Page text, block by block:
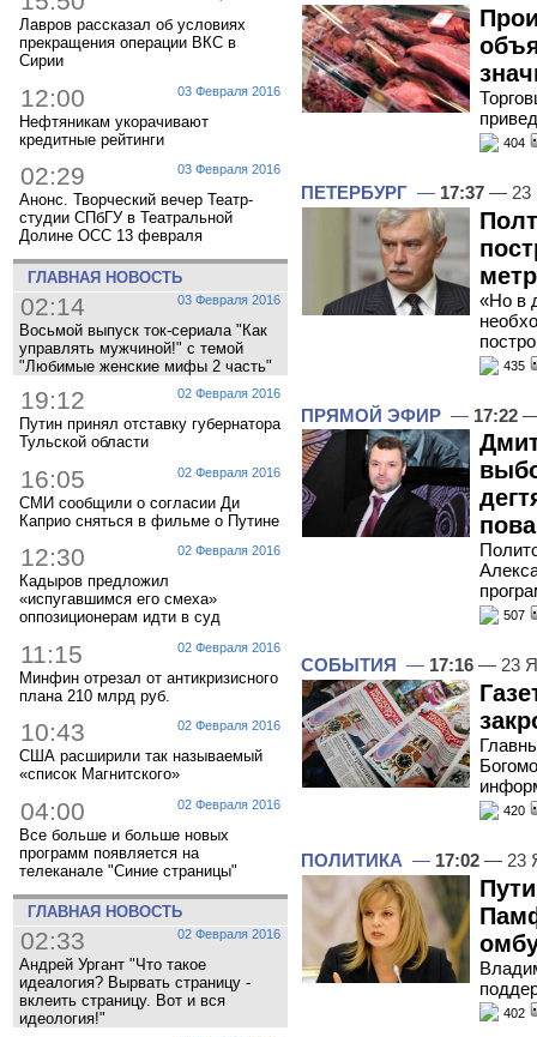
Лавров рассказал об условиях
прекращения операции ВКС в
Сирии
03 Февраля 2016
12:00
Нефтяникам укорачивают
кредитные рейтинги
03 Февраля 2016
02:29
Анонс. Творческий вечер Театр-
студии СПбГУ в Театральной
Долине ОСС 13 февраля
ГЛАВНАЯ НОВОСТЬ
03 Февраля 2016
02:14
Восьмой выпуск ток-сериала "Как
управлять мужчиной!" с темой
"Любимые женские мифы 2 часть"
02 Февраля 2016
19:12
Путин принял отставку губернатора
Тульской области
02 Февраля 2016
16:05
СМИ сообщили о согласии Ди
Каприо сняться в фильме о Путине
02 Февраля 2016
12:30
Кадыров предложил
«испугавшимся его смеха»
оппозиционерам идти в суд
02 Февраля 2016
11:15
Минфин отрезал от антикризисного
плана 210 млрд руб.
02 Февраля 2016
10:43
США расширили так называемый
«список Магнитского»
02 Февраля 2016
04:00
Все больше и больше новых
программ появляется на
телеканале "Синие страницы"
ГЛАВНАЯ НОВОСТЬ
02 Февраля 2016
02:33
Андрей Ургант "Что такое
идеалогия? Вырвать страницу -
вклеить страницу. Вот и вся
идеология!"
404
ПЕТЕРБУРГ — 17:37 — 23
«Но в
435
ПРЯМОЙ ЭФИР — 17:22 —
507
СОБЫТИЯ — 17:16 — 23
420
ПОЛИТИКА — 17:02 — 23
402